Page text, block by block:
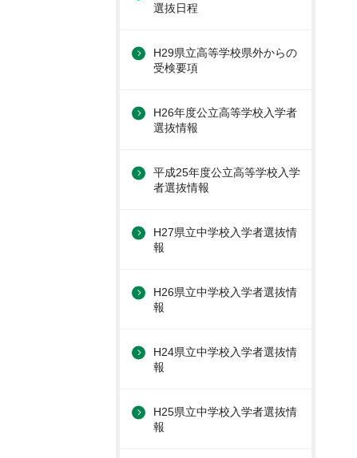
選抜日程
H29県立高等学校県外からの
受検要項
H26年度公立高等学校入学者
選抜情報
平成25年度公立高等学校入学
者選抜情報
H27県立中学校入学者選抜情
報
H26県立中学校入学者選抜情
報
H24県立中学校入学者選抜情
報
H25県立中学校入学者選抜情
報